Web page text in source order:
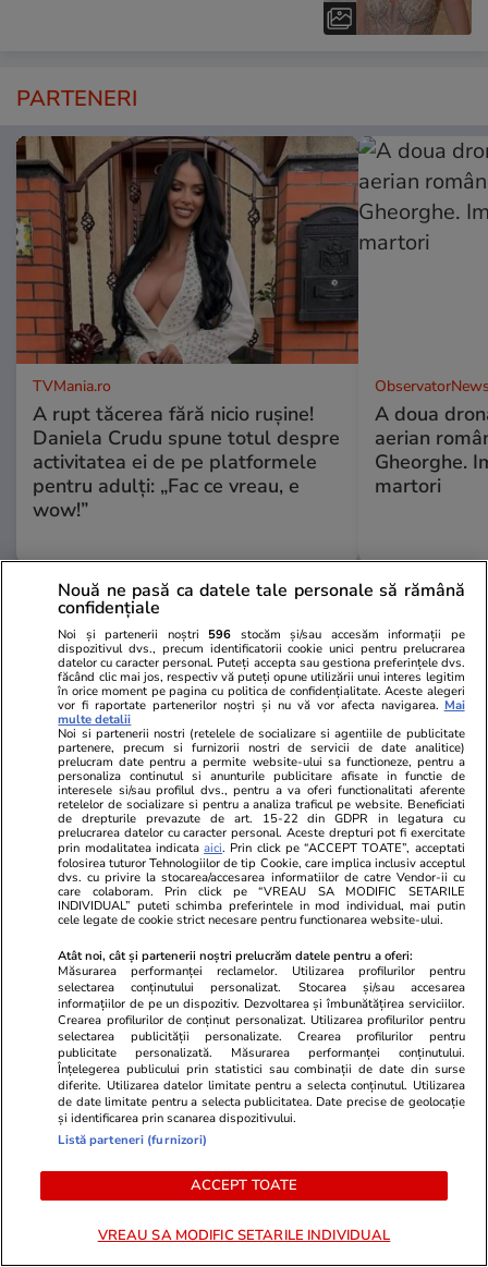
PARTENERI
TVMania.ro
A rupt tăcerea fără nicio rușine!
Daniela Crudu spune totul despre
activitatea ei de pe platformele
pentru adulți: „Fac ce vreau, e
wow!”
A doua
aerian
Gheorghe.
martori
PARTENERI
GSP.ro
Marea rivală a Simonei Halep, de
nerecunoscut pe plajele din
Grecia
GSP.ro
Ce s-a
Mircea
Nouă ne pasă ca datele tale personale să rămână
confidențiale
Noi și partenerii noștri 596 stocăm și/sau accesăm informații pe
dispozitivul dvs., precum identificatorii cookie unici pentru prelucrarea
datelor cu caracter personal. Puteți accepta sau gestiona preferințele dvs.
făcând clic mai jos, respectiv vă puteți opune utilizării unui interes legitim
în orice moment pe pagina cu politica de confidențialitate. Aceste alegeri
vor fi raportate partenerilor noștri și nu vă vor afecta navigarea. Mai
multe detalii
Noi si partenerii nostri (retelele de socializare si agentiile de publicitate
partenere, precum si furnizorii nostri de servicii de date analitice)
prelucram date pentru a permite website-ului sa functioneze, pentru a
personaliza continutul si anunturile publicitare afisate in functie de
interesele si/sau profilul dvs., pentru a va oferi functionalitati aferente
retelelor de socializare si pentru a analiza traficul pe website. Beneficiati
de drepturile prevazute de art. 15-22 din GDPR in legatura cu
prelucrarea datelor cu caracter personal. Aceste drepturi pot fi exercitate
prin modalitatea indicataaici. Prin click pe “ACCEPT TOATE”, acceptati
folosirea tuturor Tehnologiilor de tip Cookie, care implica inclusiv acceptul
dvs. cu privire la stocarea/accesarea informatiilor de catre Vendor-ii cu
care colaboram. Prin click pe “VREAU SA MODIFIC SETARILE
INDIVIDUAL” puteti schimba preferintele in mod individual, mai putin
cele legate de cookie strict necesare pentru functionarea website-ului.
Atât noi, cât și partenerii noștri prelucrăm datele pentru a oferi:
Măsurarea performanței reclamelor. Utilizarea profilurilor pentru
selectarea conținutului personalizat. Stocarea și/sau accesarea
informațiilor de pe un dispozitiv. Dezvoltarea și îmbunătățirea serviciilor.
Crearea profilurilor de conținut personalizat. Utilizarea profilurilor pentru
selectarea publicității personalizate. Crearea profilurilor pentru
publicitate personalizată. Măsurarea performanței conținutului.
Înțelegerea publicului prin statistici sau combinații de date din surse
diferite. Utilizarea datelor limitate pentru a selecta conținutul. Utilizarea
de date limitate pentru a selecta publicitatea. Date precise de geolocație
și identificarea prin scanarea dispozitivului.
Listă parteneri (furnizori)
ACCEPT TOATE
VREAU SA MODIFIC SETARILE INDIVIDUAL